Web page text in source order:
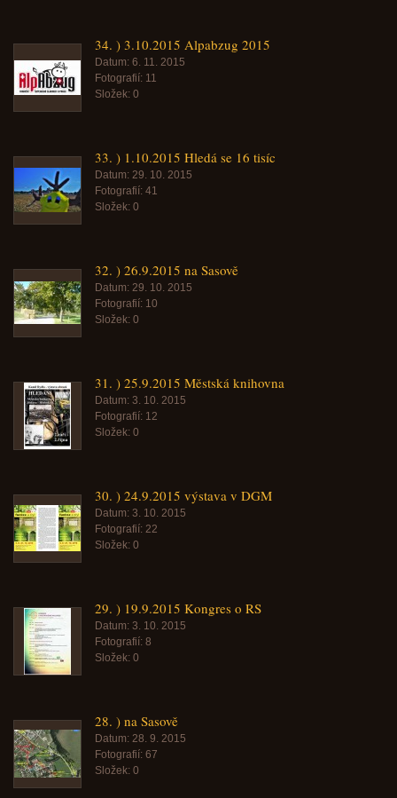
34. ) 3.10.2015 Alpabzug 2015
Datum: 6. 11. 2015
Fotografií: 11
Složek: 0
33. ) 1.10.2015 Hledá se 16 tisíc
Datum: 29. 10. 2015
Fotografií: 41
Složek: 0
32. ) 26.9.2015 na Sasově
Datum: 29. 10. 2015
Fotografií: 10
Složek: 0
31. ) 25.9.2015 Městská knihovna
Datum: 3. 10. 2015
Fotografií: 12
Složek: 0
30. ) 24.9.2015 výstava v DGM
Datum: 3. 10. 2015
Fotografií: 22
Složek: 0
29. ) 19.9.2015 Kongres o RS
Datum: 3. 10. 2015
Fotografií: 8
Složek: 0
28. ) na Sasově
Datum: 28. 9. 2015
Fotografií: 67
Složek: 0